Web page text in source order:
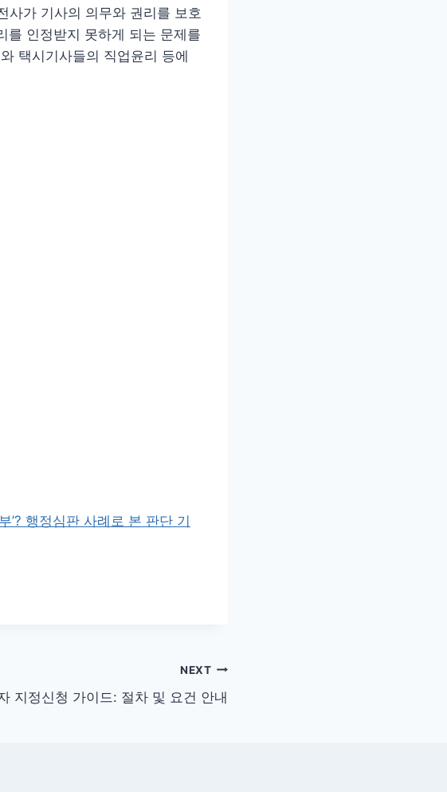
사가 기사의 의무와 권리를 보호
를 인정받지 못하게 되는 문제를
택시기사들의 직업윤리 등에
’? 행정심판 사례로 본 판단 기
NEXT
지정신청 가이드: 절차 및 요건 안내